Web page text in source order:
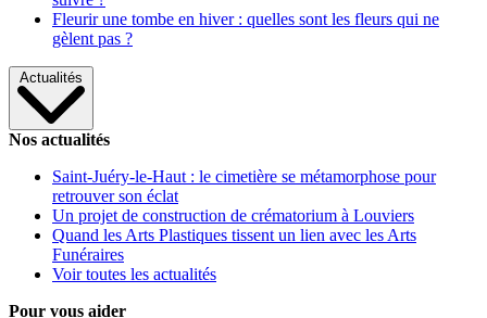
Fleurir une tombe en hiver : quelles sont les fleurs qui ne
gèlent pas ?
Actualités
Nos actualités
Saint-Juéry-le-Haut : le cimetière se métamorphose pour
retrouver son éclat
Un projet de construction de crématorium à Louviers
Quand les Arts Plastiques tissent un lien avec les Arts
Funéraires
Voir toutes les actualités
Pour vous aider